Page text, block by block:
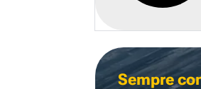
Sempre